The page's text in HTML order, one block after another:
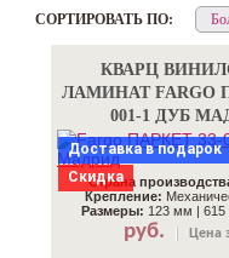
СОРТИРОВАТЬ ПО:
КВАРЦ
ЛАМИНАТ FARGO
001-1 ДУБ
Доставка в подарок
Скидка
Страна
Крепление:
Размеры: 123 мм |
руб. Цена